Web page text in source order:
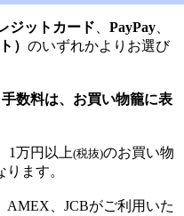
ジットカード PayPay、
） のいずれかよりお選び
数料は、お買い物籠に表
1万円以上(税抜)のお買い物
ます。
AMEX、JCBがご利用いた